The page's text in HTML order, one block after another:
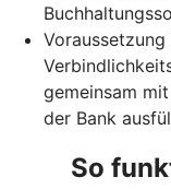
gemeinsam
der Bank
So